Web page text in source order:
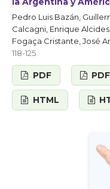
Pedro Luis Bazán,
Calcagni, Enrique
Fogaça Cristante, José
118-125
PDF
HTML